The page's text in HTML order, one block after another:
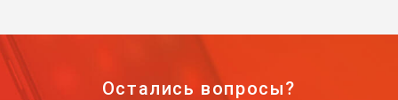
Остались вопросы?